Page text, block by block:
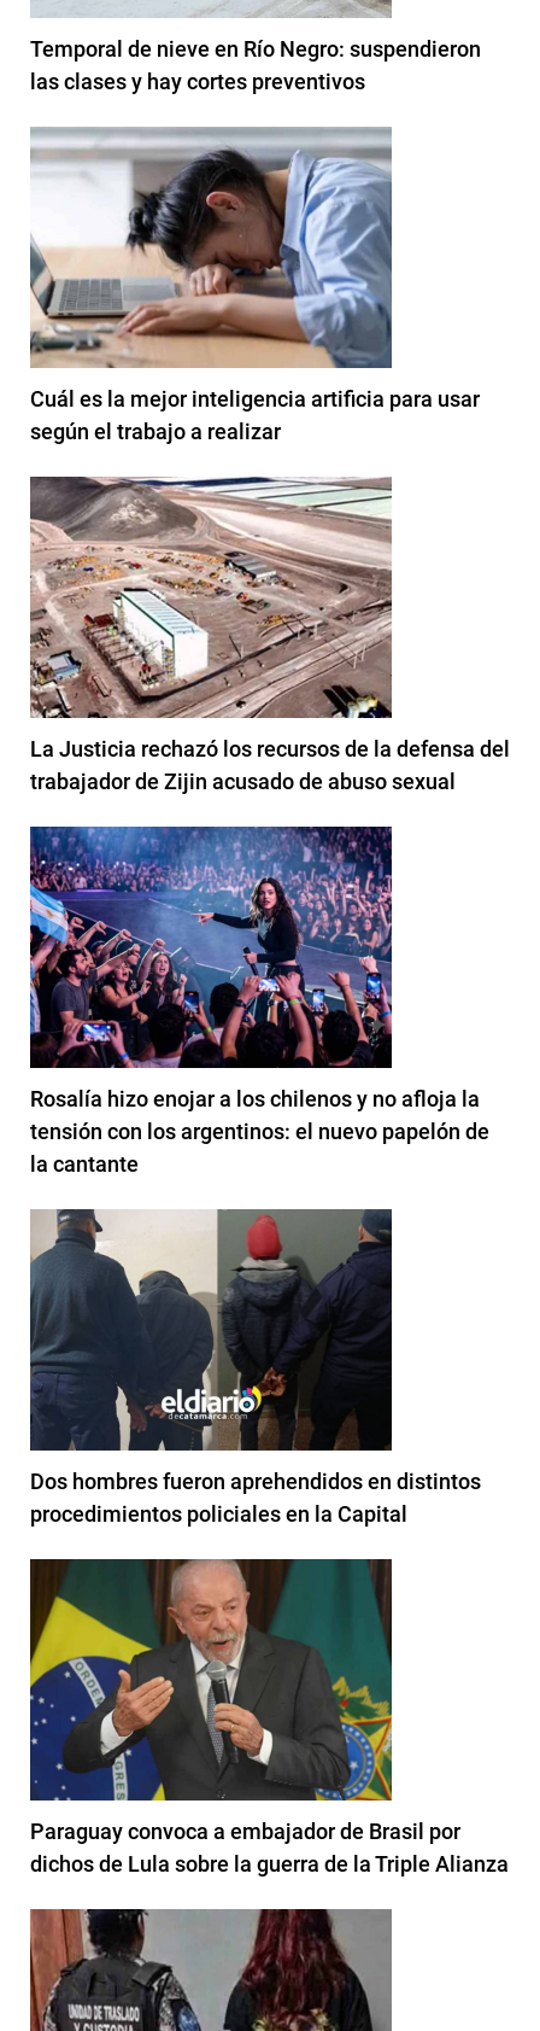
Temporal de nieve en Río Negro: suspendieron
las clases y hay cortes preventivos
Cuál es la mejor inteligencia artificia para usar
según el trabajo a realizar
La Justicia rechazó los recursos de la defensa del
trabajador de Zijin acusado de abuso sexual
Rosalía hizo enojar a los chilenos y no afloja la
tensión con los argentinos: el nuevo papelón de
la cantante
Dos hombres fueron aprehendidos en distintos
procedimientos policiales en la Capital
Paraguay convoca a embajador de Brasil por
dichos de Lula sobre la guerra de la Triple Alianza